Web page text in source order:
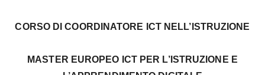
CORSO DI COORDINATORE ICT NELL’ISTRUZIONE
MASTER EUROPEO ICT PER L’ISTRUZIONE E